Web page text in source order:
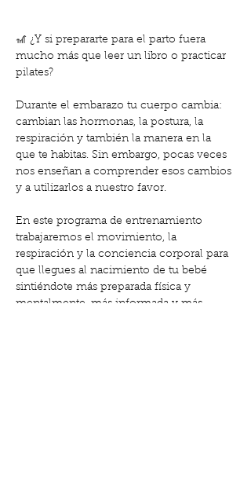
🎢 ¿Y si prepararte para el parto fuera
mucho más que leer un libro o practicar
pilates?
Durante el embarazo tu cuerpo cambia:
cambian las hormonas, la postura, la
respiración y también la manera en la
que te habitas. Sin embargo, pocas veces
nos enseñan a comprender esos cambios
y a utilizarlos a nuestro favor.
En este programa de entrenamiento
trabajaremos el movimiento, la
respiración y la conciencia corporal para
que llegues al nacimiento de tu bebé
sintiéndote más preparada física y
mentalmente, más informada y más